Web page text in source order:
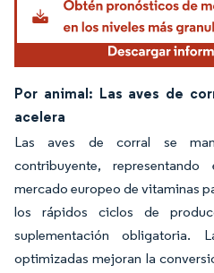
Por animal: Las aves de
acelera
Las aves de corral se
contribuyente,
mercado europeo de vitaminas
los rápidos ciclos de
suplementación obligatoria.
optimizadas mejoran la